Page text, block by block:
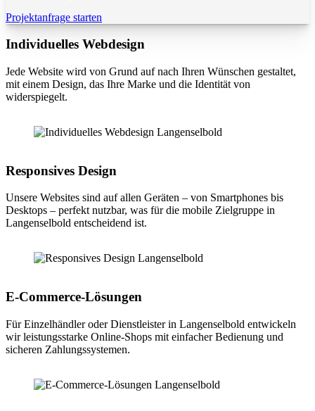
Projektanfrage starten
Individuelles Webdesign
Jede Website wird von Grund auf nach Ihren Wünschen gestaltet,
mit einem Design, das Ihre Marke und die Identität von
widerspiegelt.
Responsives Design
Unsere Websites sind auf allen Geräten – von Smartphones bis
Desktops – perfekt nutzbar, was für die mobile Zielgruppe in
Langenselbold entscheidend ist.
E-Commerce-Lösungen
Für Einzelhändler oder Dienstleister in Langenselbold entwickeln
wir leistungsstarke Online-Shops mit einfacher Bedienung und
sicheren Zahlungssystemen.